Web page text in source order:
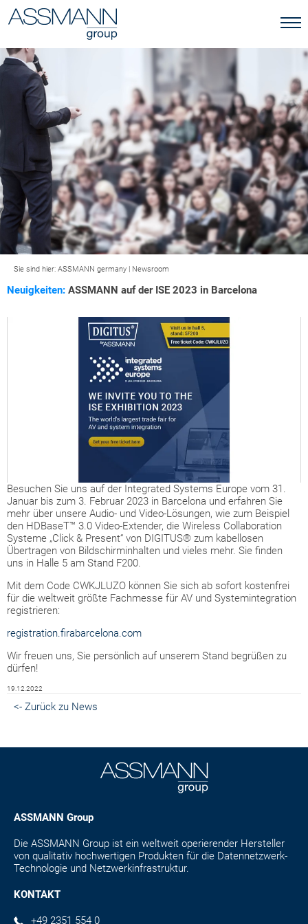
Sie sind hier: ASSMANN germany | Newsroom
Neuigkeiten: ASSMANN auf der ISE 2023 in Barcelona
Besuchen Sie uns auf der Integrated Systems Europe vom 31.
Januar bis zum 3. Februar 2023 in Barcelona und erfahren Sie
mehr über unsere Audio- und Video-Lösungen, wie zum Beispiel
den HDBaseT™ 3.0 Video-Extender, die Wireless Collaboration
Systeme „Click & Present“ von DIGITUS® zum kabellosen
Übertragen von Bildschirminhalten und vieles mehr. Sie finden
uns in Halle 5 am Stand F200.
Mit dem Code CWKJLUZO können Sie sich ab sofort kostenfrei
für die weltweit größte Fachmesse für AV und Systemintegration
registrieren:
registration.firabarcelona.com
Wir freuen uns, Sie persönlich auf unserem Stand begrüßen zu
dürfen!
19.12.2022
<- Zurück zu News
ASSMANN Group
Die ASSMANN Group ist ein weltweit operierender Hersteller
von qualitativ hochwertigen Produkten für die Datennetzwerk-
Technologie und Netzwerkinfrastruktur.
KONTAKT
+49 2351 554 0